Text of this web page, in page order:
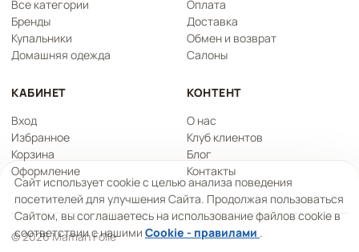
Все категории
Бренды
Купальники
Домашняя одежда
Оплата
Доставка
Обмен и возврат
Салоны
КАБИНЕТ
Вход
Избранное
Корзина
Оформление
КОНТЕНТ
О нас
Клуб клиентов
Блог
Контакты
© 2026 Maman Folle
Сайт использует cookie с целью анализа поведения
посетителей для улучшения Сайта. Продолжая пользоваться
Сайтом, вы соглашаетесь на использование файлов cookie в
соответствии с нашими Cookie - правилами .